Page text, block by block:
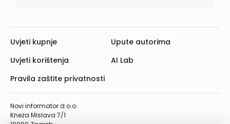
Novi informator d.o.o.
Kneza Mislava 7/1
Uvjeti kupnje
Uvjeti korištenja
Pravila zaštite privatnosti
Upute autorima
AI Lab